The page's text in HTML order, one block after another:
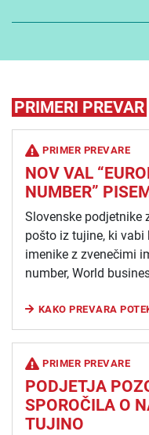
PRIMERI PREVAR
PRIMER PREVARE
NOV VAL
NUMBER” PISEM
Slovenske podjetnike
pošto iz tujine, ki
imenike z zvenečimi
number, World
KAKO PREVARA
PRIMER PREVARE
PODJETJA
SPOROČILA O
TUJINO